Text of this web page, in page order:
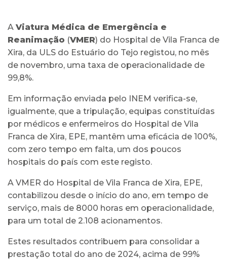
A Viatura Médica de Emergência e
Reanimação (VMER) do Hospital de Vila Franca de
Xira, da ULS do Estuário do Tejo registou, no mês
de novembro, uma taxa de operacionalidade de
99,8%.
Em informação enviada pelo INEM verifica-se,
igualmente, que a tripulação, equipas constituídas
por médicos e enfermeiros do Hospital de Vila
Franca de Xira, EPE, mantêm uma eficácia de 100%,
com zero tempo em falta, um dos poucos
hospitais do país com este registo.
A VMER do Hospital de Vila Franca de Xira, EPE,
contabilizou desde o início do ano, em tempo de
serviço, mais de 8000 horas em operacionalidade,
para um total de 2.108 acionamentos.
Estes resultados contribuem para consolidar a
prestação total do ano de 2024, acima de 99%